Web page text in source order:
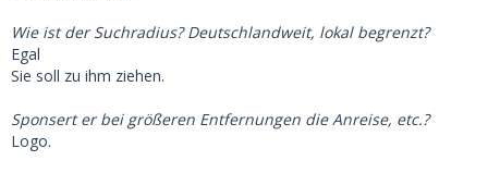
Wie ist der Suchradius? Deutschlandweit, lokal begrenzt?
Egal
Sie soll zu ihm ziehen.
Sponsert er bei größeren Entfernungen die Anreise, etc.?
Logo.